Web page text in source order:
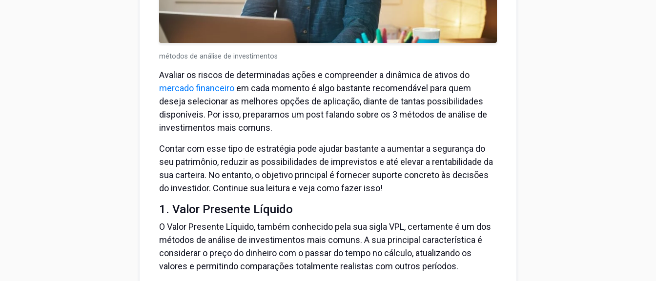
métodos de análise de investimentos
Avaliar os riscos de determinadas ações e compreender a dinâmica de ativos do
mercado financeiroem cada momento é algo bastante recomendável para quem
deseja selecionar as melhores opções de aplicação, diante de tantas possibilidades
disponíveis. Por isso, preparamos um post falando sobre os 3 métodos de análise de
investimentos mais comuns.
Contar com esse tipo de estratégia pode ajudar bastante a aumentar a segurança do
seu patrimônio, reduzir as possibilidades de imprevistos e até elevar a rentabilidade da
sua carteira. No entanto, o objetivo principal é fornecer suporte concreto às decisões
do investidor. Continue sua leitura e veja como fazer isso!
1. Valor Presente Líquido
O Valor Presente Líquido, também conhecido pela sua sigla VPL, certamente é um dos
métodos de análise de investimentos mais comuns. A sua principal característica é
considerar o preço do dinheiro com o passar do tempo no cálculo, atualizando os
valores e permitindo comparações totalmente realistas com outros períodos.